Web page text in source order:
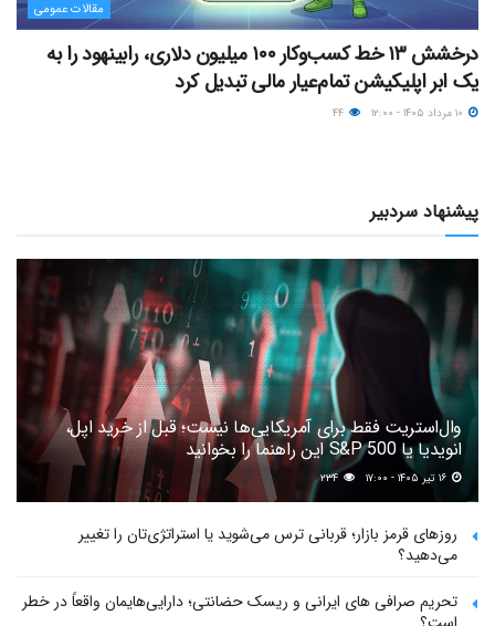
مقالات عمومی
درخشش ۱۳ خط کسب‌وکار ۱۰۰ میلیون دلاری، رابینهود را به
یک ابر اپلیکیشن تمام‌عیار مالی تبدیل کرد
پیشنهاد سردبیر
وال‌استریت فقط برای آمریکایی‌ها نیست؛ قبل از خرید اپل،
انویدیا یا S&P 500 این راهنما را بخوانید
۲۳۴
روزهای قرمز بازار؛ قربانی ترس می‌شوید یا استراتژی‌تان را تغییر
می‌دهید؟
تحریم صرافی های ایرانی و ریسک حضانتی؛ دارایی‌هایمان واقعاً در خطر